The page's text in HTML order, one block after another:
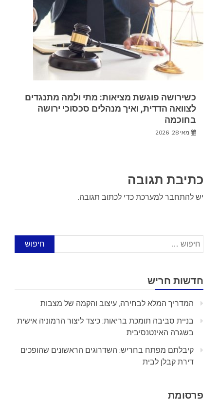
כשירושה פוגשת מציאות: מתי ולמה מתנגדים
לצוואה הדדית, ואיך מנהלים סכסוכי ירושה
בחוכמה
מאי 28, 2026
כתיבת תגובה
יש להתחבר למערכת כדי לכתוב תגובה.
חיפוש:
חדשות חריש
המדריך המלא לבחירה, עיצוב והקמה של מצבות
בניית סביבה תומכת בריאות: כיצד ליצור הרמוניה אישית
בשגרה האינטנסיבית
קיבלתם מפתח בחריש: השדרוגים הראשונים שהופכים
דירת קבלן לבית
פרסומת